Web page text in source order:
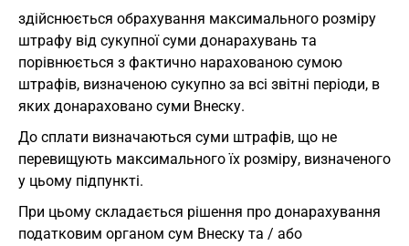
здійснюється обрахування максимального розміру
штрафу від сукупної суми донарахувань та
порівнюється з фактично нарахованою сумою
штрафів, визначеною сукупно за всі звітні періоди, в
яких донараховано суми Внеску.
До сплати визначаються суми штрафів, що не
перевищують максимального їх розміру, визначеного
у цьому підпункті.
При цьому складається рішення про донарахування
податковим органом сум Внеску та / або